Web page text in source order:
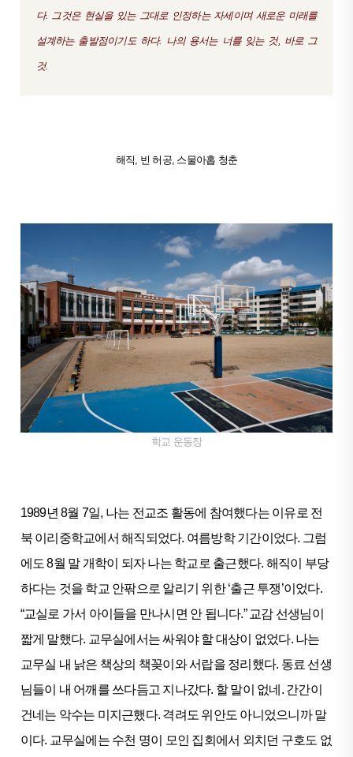
다. 그것은 현실을 있는 그대로 인정하는 자세이며 새로운 미래를
설계하는 출발점이기도 하다. 나의 용서는 너를 잊는 것, 바로 그
것.
해직, 빈 허공, 스물아홉 청춘
학교 운동장
1989년 8월 7일, 나는 전교조 활동에 참여했다는 이유로 전
북 이리중학교에서 해직되었다. 여름방학 기간이었다. 그럼
에도 8월 말 개학이 되자 나는 학교로 출근했다. 해직이 부당
하다는 것을 학교 안팎으로 알리기 위한 ‘출근 투쟁’이었다.
“교실로 가서 아이들을 만나시면 안 됩니다.” 교감 선생님이
짧게 말했다. 교무실에서는 싸워야 할 대상이 없었다. 나는
교무실 내 낡은 책상의 책꽂이와 서랍을 정리했다. 동료 선생
님들이 내 어깨를 쓰다듬고 지나갔다. 할 말이 없네. 간간이
건네는 악수는 미지근했다. 격려도 위안도 아니었으니까 말
이다. 교무실에는 수천 명이 모인 집회에서 외치던 구호도 없